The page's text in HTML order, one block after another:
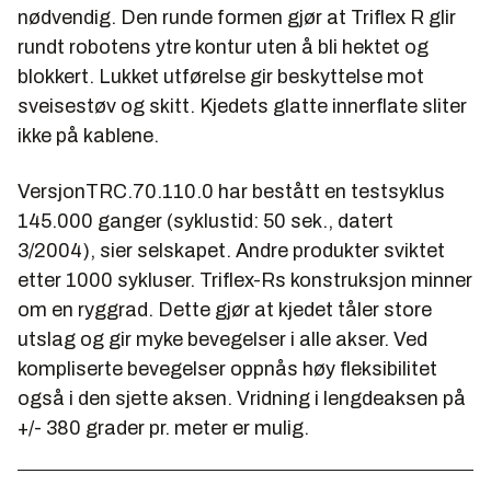
nødvendig. Den runde formen gjør at Triflex R glir
rundt robotens ytre kontur uten å bli hektet og
blokkert. Lukket utførelse gir beskyttelse mot
sveisestøv og skitt. Kjedets glatte innerflate sliter
ikke på kablene.
VersjonTRC.70.110.0 har bestått en testsyklus
145.000 ganger (syklustid: 50 sek., datert
3/2004), sier selskapet. Andre produkter sviktet
etter 1000 sykluser. Triflex-Rs konstruksjon minner
om en ryggrad. Dette gjør at kjedet tåler store
utslag og gir myke bevegelser i alle akser. Ved
kompliserte bevegelser oppnås høy fleksibilitet
også i den sjette aksen. Vridning i lengdeaksen på
+/- 380 grader pr. meter er mulig.